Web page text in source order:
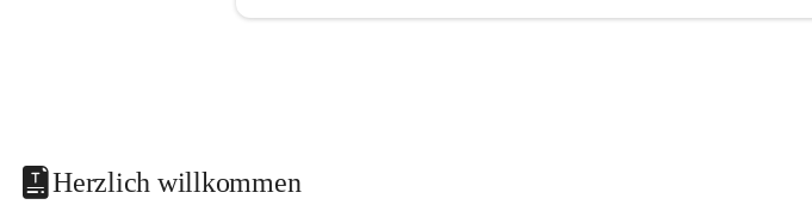
Herzlich willkommen